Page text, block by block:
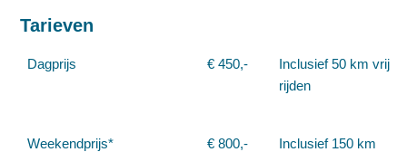
Tarieven
Dagprijs € 450,-
Inclusief 50 km vrij
rijden
Weekendprijs* € 800,-
Inclusief 150 km